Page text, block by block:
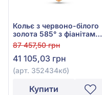
Кольє з червоно-білого
золота 585° з фіанітами,
арт. 352434кб
87 457,50 грн
41 105,03 грн
(арт. 352434кб)
Купити